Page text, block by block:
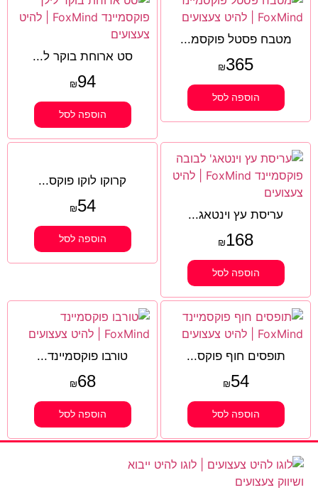
מטבח פסטל פוקסמ...
₪365
הוספה לסל
סט ארוחת בוקר ל...
₪94
הוספה לסל
עריסת עץ וינטאג...
₪168
הוספה לסל
קרוקו לוקו פוקס...
₪54
הוספה לסל
תופסים חוף פוקס...
₪54
הוספה לסל
טורבו פוקסמיינד...
₪68
הוספה לסל